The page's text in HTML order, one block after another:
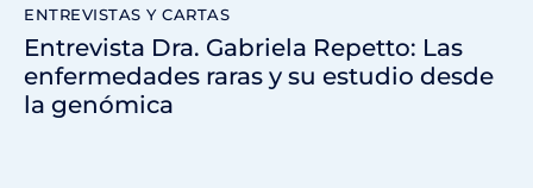
ENTREVISTAS Y CARTAS
Entrevista Dra. Gabriela Repetto: Las
enfermedades raras y su estudio desde
la genómica